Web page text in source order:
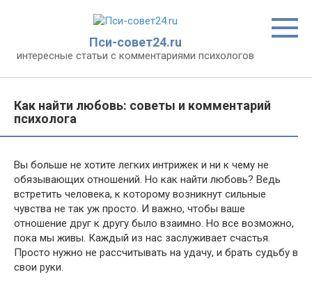
Пси-совет24.ru
интересные статьи с комментариями психологов
Как найти любовь: советы и комментарий
психолога
Вы больше не хотите легких интрижек и ни к чему не
обязывающих отношений. Но как найти любовь? Ведь
встретить человека, к которому возникнут сильные
чувства не так уж просто. И важно, чтобы ваше
отношение друг к другу было взаимно. Но все возможно,
пока мы живы. Каждый из нас заслуживает счастья.
Просто нужно не рассчитывать на удачу, и брать судьбу в
свои руки.